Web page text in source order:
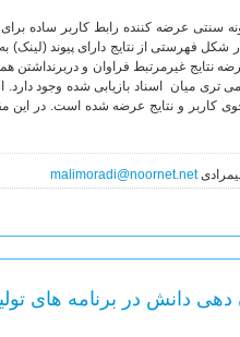
سنتی عرضه کننده رابط کاربر ساده
در شکل فهرستی از نتایج دارای پیوند
نتایج غیرمرتبط فراوان و
تری میان اسناد بازیابی شده وجود
و نتایج عرضه شده است. در این
malimoradi@noornet.net
دانش در برنامه های